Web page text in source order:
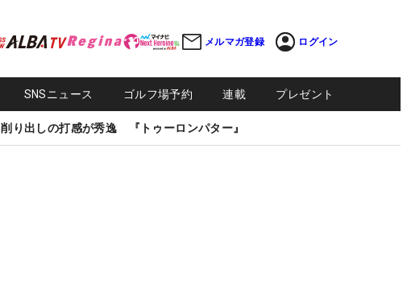
メルマガ登録 ログイン
SNSニュース ゴルフ場予約 連載 プレゼント
削り出しの打感が秀逸 『トゥーロンパター』